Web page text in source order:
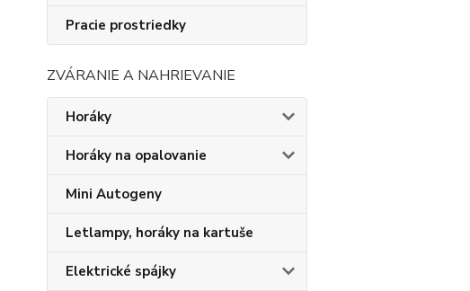
Pracie prostriedky
ZVÁRANIE A NAHRIEVANIE
Horáky
Horáky na opalovanie
Mini Autogeny
Letlampy, horáky na kartuše
Elektrické spájky